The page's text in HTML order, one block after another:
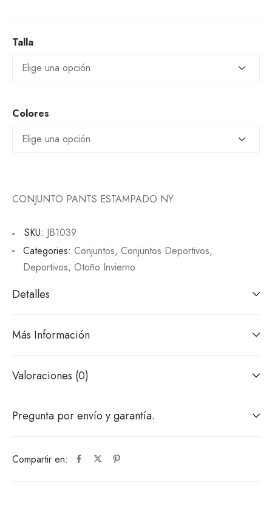
Talla
Colores
CONJUNTO PANTS ESTAMPADO NY
Compartir en:
SKU: JB1039
Categories: Conjuntos, Conjuntos Deportivos,
Deportivos, Otoño Invierno
Detalles
Más Información
Valoraciones (0)
Pregunta por envío y garantía.